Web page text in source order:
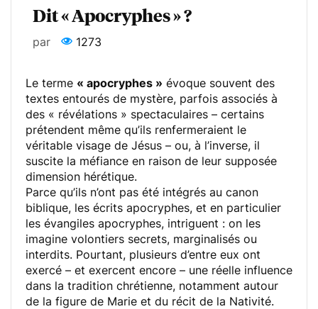
Dit « Apocryphes » ?
par 1273
Le terme « apocryphes » évoque souvent des
textes entourés de mystère, parfois associés à
des « révélations » spectaculaires – certains
prétendent même qu’ils renfermeraient le
véritable visage de Jésus – ou, à l’inverse, il
suscite la méfiance en raison de leur supposée
dimension hérétique.
Parce qu’ils n’ont pas été intégrés au canon
biblique, les écrits apocryphes, et en particulier
les évangiles apocryphes, intriguent : on les
imagine volontiers secrets, marginalisés ou
interdits. Pourtant, plusieurs d’entre eux ont
exercé – et exercent encore – une réelle influence
dans la tradition chrétienne, notamment autour
de la figure de Marie et du récit de la Nativité.